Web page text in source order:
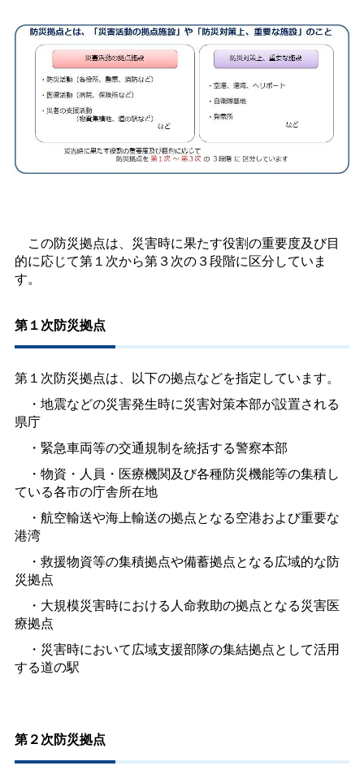
この防災拠点は、災害時に果たす役割の重要度及び目
的に応じて第１次から第３次の３段階に区分していま
す。
第１次防災拠点
第１次防災拠点は、以下の拠点などを指定しています。
・地震などの災害発生時に災害対策本部が設置される
県庁
・緊急車両等の交通規制を統括する警察本部
・物資・人員・医療機関及び各種防災機能等の集積し
ている各市の庁舎所在地
・航空輸送や海上輸送の拠点となる空港および重要な
港湾
・救援物資等の集積拠点や備蓄拠点となる広域的な防
災拠点
・大規模災害時における人命救助の拠点となる災害医
療拠点
・災害時において広域支援部隊の集結拠点として活用
する道の駅
第２次防災拠点